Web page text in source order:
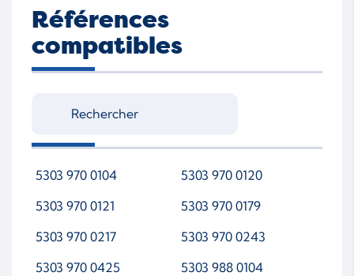
Références
compatibles
5303 970 0104
5303 970 0120
5303 970 0121
5303 970 0179
5303 970 0217
5303 970 0243
5303 970 0425
5303 988 0104